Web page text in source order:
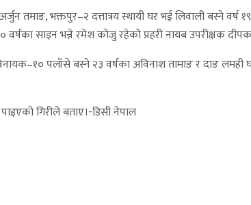
तमाङ, भक्तपुर–२ दत्तात्रय स्थायी घर भई लिवाली बस्ने
साइन भन्ने रमेश कोजु रहेको प्रहरी नायब उपरीक्षक
पलाँसे बस्ने २३ वर्षका अविनाश तामाङ र दाङ
गिरीले बताए।-डिसी नेपाल